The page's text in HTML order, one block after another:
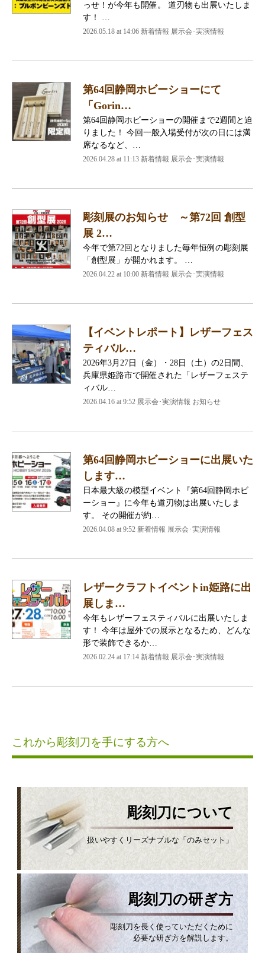
っせ！が今年も開催。 道刃物も出展いたしま
す！ …
2026.05.18 at 14:06 新着情報 展示会･実演情報
第64回静岡ホビーショーにて
「Gorin…
第64回静岡ホビーショーの開催まで2週間と迫
りました！ 今回一般入場受付が次の日には満
席なるなど、…
2026.04.28 at 11:13 新着情報 展示会･実演情報
彫刻展のお知らせ ～第72回 創型
展 2…
今年で第72回となりました毎年恒例の彫刻展
「創型展」が開かれます。 …
2026.04.22 at 10:00 新着情報 展示会･実演情報
【イベントレポート】レザーフェス
ティバル…
2026年3月27日（金）・28日（土）の2日間、
兵庫県姫路市で開催された「レザーフェステ
ィバル…
2026.04.16 at 9:52 展示会･実演情報 お知らせ
第64回静岡ホビーショーに出展いた
します…
日本最大級の模型イベント『第64回静岡ホビ
ーショー』に今年も道刃物は出展いたしま
す。 その開催が約…
2026.04.08 at 9:52 新着情報 展示会･実演情報
レザークラフトイベントin姫路に出
展しま…
今年もレザーフェスティバルに出展いたしま
す！ 今年は屋外での展示となるため、どんな
形で装飾できるか…
2026.02.24 at 17:14 新着情報 展示会･実演情報
これから彫刻刀を手にする方へ
彫刻刀について
扱いやすくリーズナブルな「のみセット」
彫刻刀の研ぎ方
彫刻刀を長く使っていただくために
必要な研ぎ方を解説します。